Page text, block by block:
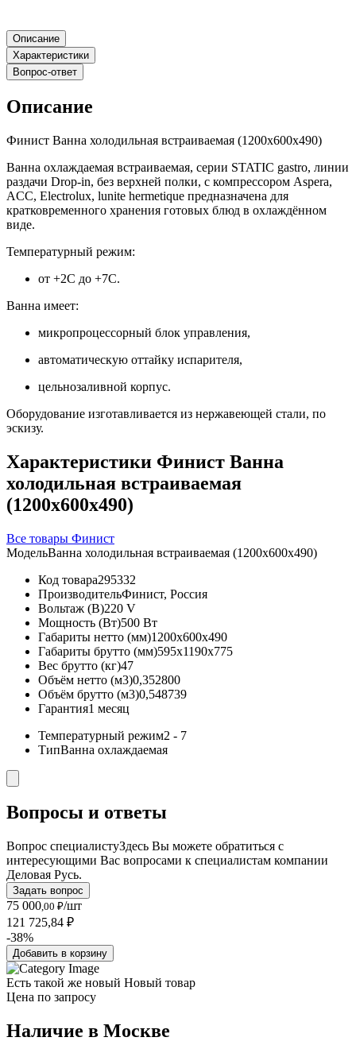
Описание
Характеристики
Вопрос-ответ
Описание
Финист Ванна холодильная встраиваемая (1200х600х490)
Ванна охлаждаемая встраиваемая, серии STATIC gastro, линии
раздачи Drop-in, без верхней полки, с компрессором Aspera,
ACC, Electrolux, lunite hermetique предназначена для
кратковременного хранения готовых блюд в охлаждённом
виде.
Температурный режим:
от +2С до +7С.
Ванна имеет:
микропроцессорный блок управления,
автоматическую оттайку испарителя,
цельнозаливной корпус.
Оборудование изготавливается из нержавеющей стали, по
эскизу.
Характеристики Финист Ванна
холодильная встраиваемая
(1200х600х490)
Все товары Финист
МодельВанна холодильная встраиваемая (1200х600х490)
Код товара295332
ПроизводительФинист, Россия
Вольтаж (В)220 V
Мощность (Вт)500 Вт
Габариты нетто (мм)1200x600x490
Габариты брутто (мм)595x1190x775
Вес брутто (кг)47
Объём нетто (м3)0,352800
Объём брутто (м3)0,548739
Гарантия1 месяц
Температурный режим2 - 7
ТипВанна охлаждаемая
Вопросы и ответы
Вопрос специалистуЗдесь Вы можете обратиться с
интересующими Вас вопросами к специалистам компании
Деловая Русь.
Задать вопрос
75 000,00 ₽/шт
121 725,84 ₽
-38%
Добавить в корзину
Есть такой же новый Новый товар
Цена по запросу
Наличие в Москвe